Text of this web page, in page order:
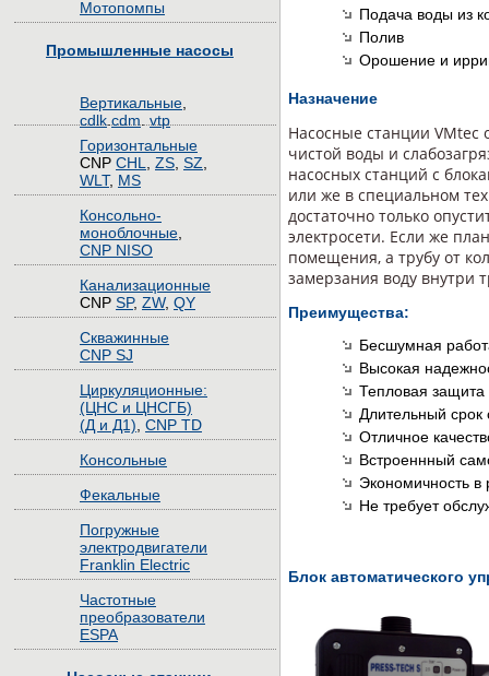
Мотопомпы
Промышленные насосы
Вертикальные
cdlk cdm vtp
Горизонтальные
CNP CHL ZS SZ
WLT, MS
Консольно-
моноблочные
CNP NISO
Канализационные
CNP SP, ZW, QY
Скважинные
CNP SJ
Циркуляционные:
(ЦНС и ЦНСГБ)
(Д и Д1) CNP TD
Консольные
Фекальные
Погружные
электродвигатели
Franklin Electric
Частотные
преобразователи
ESPA
Подача воды из
Полив
Орошение и
Назначение
Насосные станции VMtec
чистой воды и
насосных станций с
или же в специальном
достаточно только
электросети. Если же
помещения, а трубу от
замерзания воду внутри
Преимущества:
Бесшумная
Высокая
Тепловая защита
Длительный срок
Отличное
Встроеннный
Экономичность в
Не требует
Блок автоматического